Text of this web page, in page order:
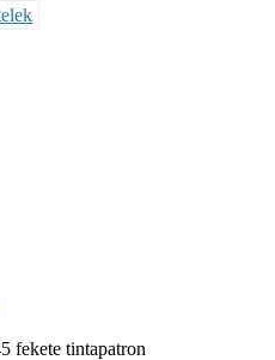
fekete tintapatron